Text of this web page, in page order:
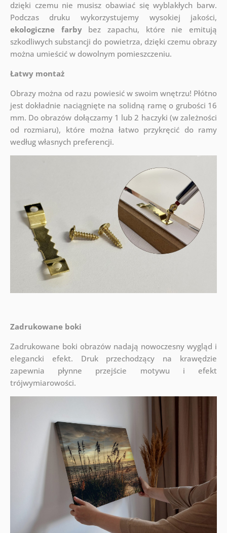
dzięki czemu nie musisz obawiać się wyblakłych barw.
Podczas druku wykorzystujemy wysokiej jakości,
ekologiczne farbybez zapachu, które nie emitują
szkodliwych substancji do powietrza, dzięki czemu obrazy
można umieścić w dowolnym pomieszczeniu.
Łatwy montaż
Obrazy można od razu powiesić w swoim wnętrzu! Płótno
jest dokładnie naciągnięte na solidną ramę o grubości 16
mm. Do obrazów dołączamy 1 lub 2 haczyki (w zależności
od rozmiaru), które można łatwo przykręcić do ramy
według własnych preferencji.
Zadrukowane boki
Zadrukowane boki obrazów nadają nowoczesny wygląd i
elegancki efekt. Druk przechodzący na krawędzie
zapewnia płynne przejście motywu i efekt
trójwymiarowości.